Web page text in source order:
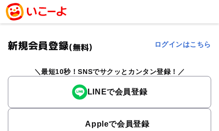
新規会員登録(無料) ログインはこちら
最短10秒！SNSでサクッとカンタン登録！
LINEで会員登録
Appleで会員登録